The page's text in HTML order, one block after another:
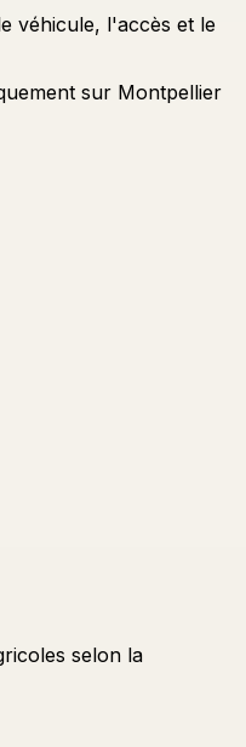
véhicule, l'accès et le
sur Montpellier
selon la